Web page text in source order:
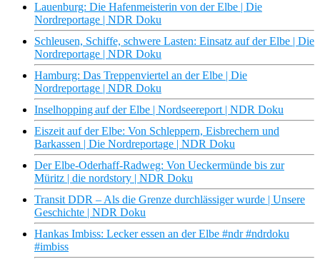
Lauenburg: Die Hafenmeisterin von der Elbe | Die
Nordreportage | NDR Doku
Schleusen, Schiffe, schwere Lasten: Einsatz auf der Elbe | Die
Nordreportage | NDR Doku
Hamburg: Das Treppenviertel an der Elbe | Die
Nordreportage | NDR Doku
Inselhopping auf der Elbe | Nordseereport | NDR Doku
Eiszeit auf der Elbe: Von Schleppern, Eisbrechern und
Barkassen | Die Nordreportage | NDR Doku
Der Elbe-Oderhaff-Radweg: Von Ueckermünde bis zur
Müritz | die nordstory | NDR Doku
Transit DDR – Als die Grenze durchlässiger wurde | Unsere
Geschichte | NDR Doku
Hankas Imbiss: Lecker essen an der Elbe #ndr #ndrdoku
#imbiss